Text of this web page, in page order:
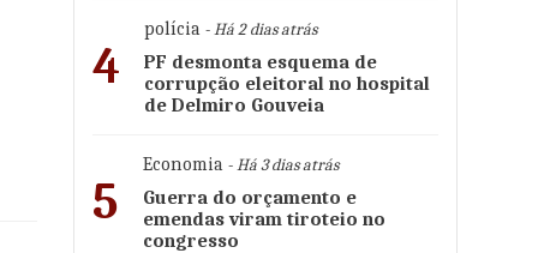
4
polícia - Há 2 dias atrás
PF desmonta esquema de
corrupção eleitoral no hospital
de Delmiro Gouveia
5
Economia - Há 3 dias atrás
Guerra do orçamento e
emendas viram tiroteio no
congresso